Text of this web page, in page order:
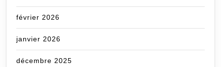
février 2026
janvier 2026
décembre 2025